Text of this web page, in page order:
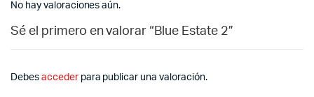
No hay valoraciones aún.
Sé el primero en valorar “Blue Estate 2”
Debes accederpara publicar una valoración.